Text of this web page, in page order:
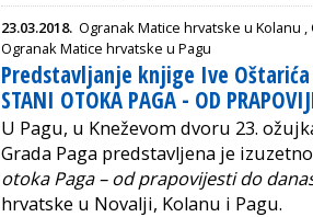
23.03.2018. Ogranak Matice hrvatske u Kolanu ,
Ogranak Matice hrvatske u Pagu
Predstavljanje knjige Ive Oštarića
STANI OTOKA PAGA - OD
U Pagu, u Kneževom dvoru 23.
Grada Paga predstavljena je
otoka Paga – od prapovijesti do
hrvatske u Novalji, Kolanu i Pagu.